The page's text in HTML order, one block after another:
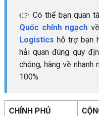
👉 Có thể bạn quan
Quốc chính ngạch
Logistics hỗ trợ bạn
hải quan đúng quy
chóng, hàng về nhanh
100%
CHÍNH PHỦ